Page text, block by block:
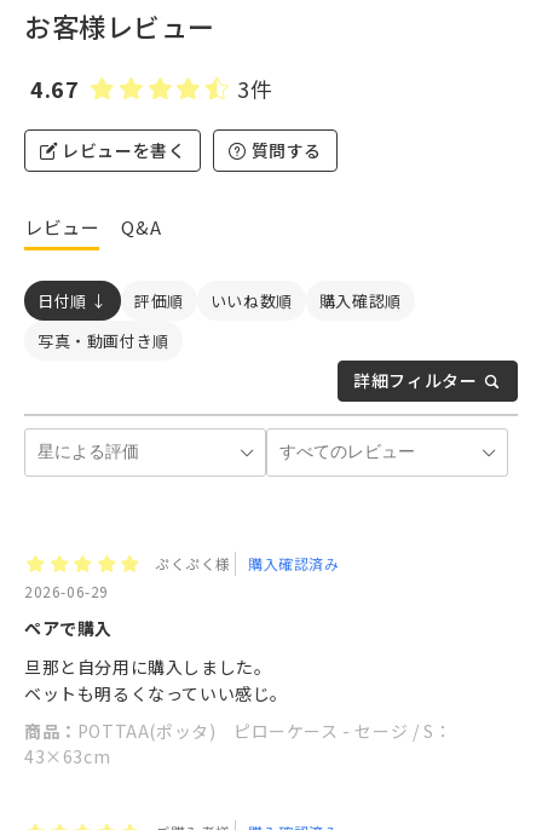
お客様レビュー
4.67 3件
レビューを書く 質問する
レビュー Q&A
詳細フィルター
日付順 ↓ 評価順 いいね数順
購入確認順
写真・動画付き順
ぷくぷく様
購入確認済み
2026-06-29
ペアで購入
旦那と自分用に購入しました。
ベットも明るくなっていい感じ。
商品： POTTAA(ポッタ) ピローケース - セージ / S：
43×63cm